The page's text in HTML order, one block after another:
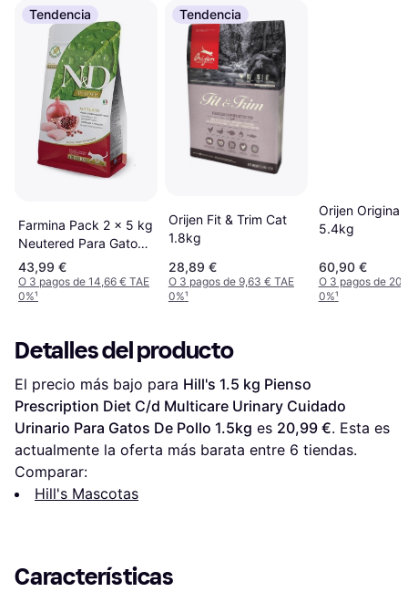
Tendencia
Farmina Pack 2 x 5 kg
Neutered Para Gatos
Con Pollo
43,99 €
O 3 pagos de 14,66 € TAE
0%¹
Tendencia
Orijen Fit & Trim Cat
1.8kg
28,89 €
O 3 pagos de 9,63 € TAE
0%¹
Orijen Original
5.4kg
60,90 €
O 3 pagos de
0%¹
Detalles del producto
El precio más bajo para Hill's 1.5 kg Pienso
Prescription Diet C/d Multicare Urinary Cuidado
Urinario Para Gatos De Pollo 1.5kg es 20,99 €. Esta es
actualmente la oferta más barata entre 6 tiendas.
Comparar:
Hill's Mascotas
Características